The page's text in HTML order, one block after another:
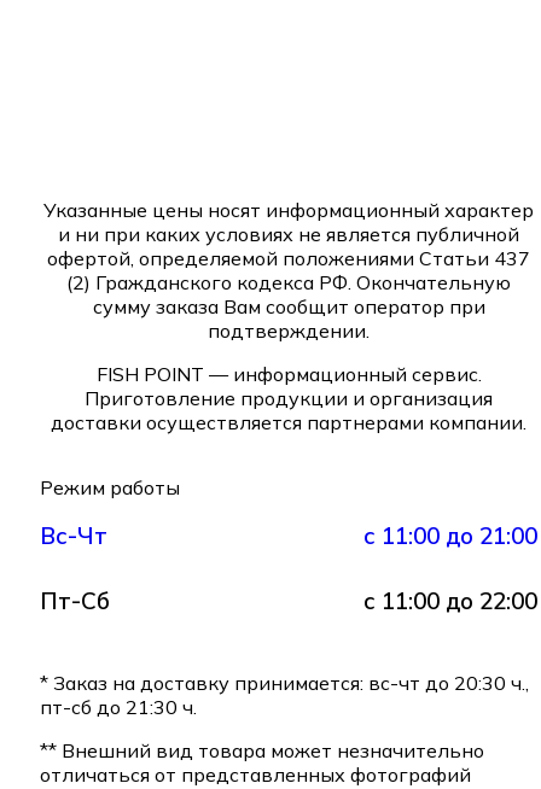
Указанные цены носят информационный характер
и ни при каких условиях не является публичной
офертой, определяемой положениями Статьи 437
(2) Гражданского кодекса РФ. Окончательную
сумму заказа Вам сообщит оператор при
подтверждении.
FISH POINT — информационный сервис.
Приготовление продукции и организация
доставки осуществляется партнерами компании.
Режим работы
Вс-Чт с 11:00 до 21:00
Пт-Сб с 11:00 до 22:00
* Заказ на доставку принимается: вс-чт до 20:30 ч.,
пт-сб до 21:30 ч.
** Внешний вид товара может незначительно
отличаться от представленных фотографий